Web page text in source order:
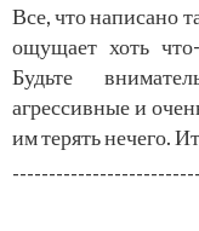
Все, что написано
ощущает хоть
Будьте
агрессивные и
им терять нечего.